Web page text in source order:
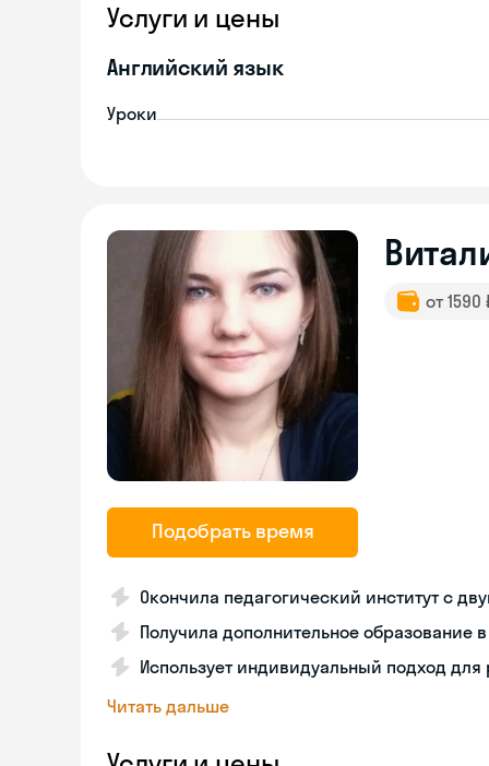
Услуги и цены
Английский язык
Уроки
Подобрать время
от
Окончила педагогический институт с
Получила дополнительное
Использует индивидуальный подход
Читать дальше